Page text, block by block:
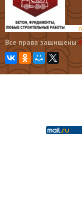
Все права защищены